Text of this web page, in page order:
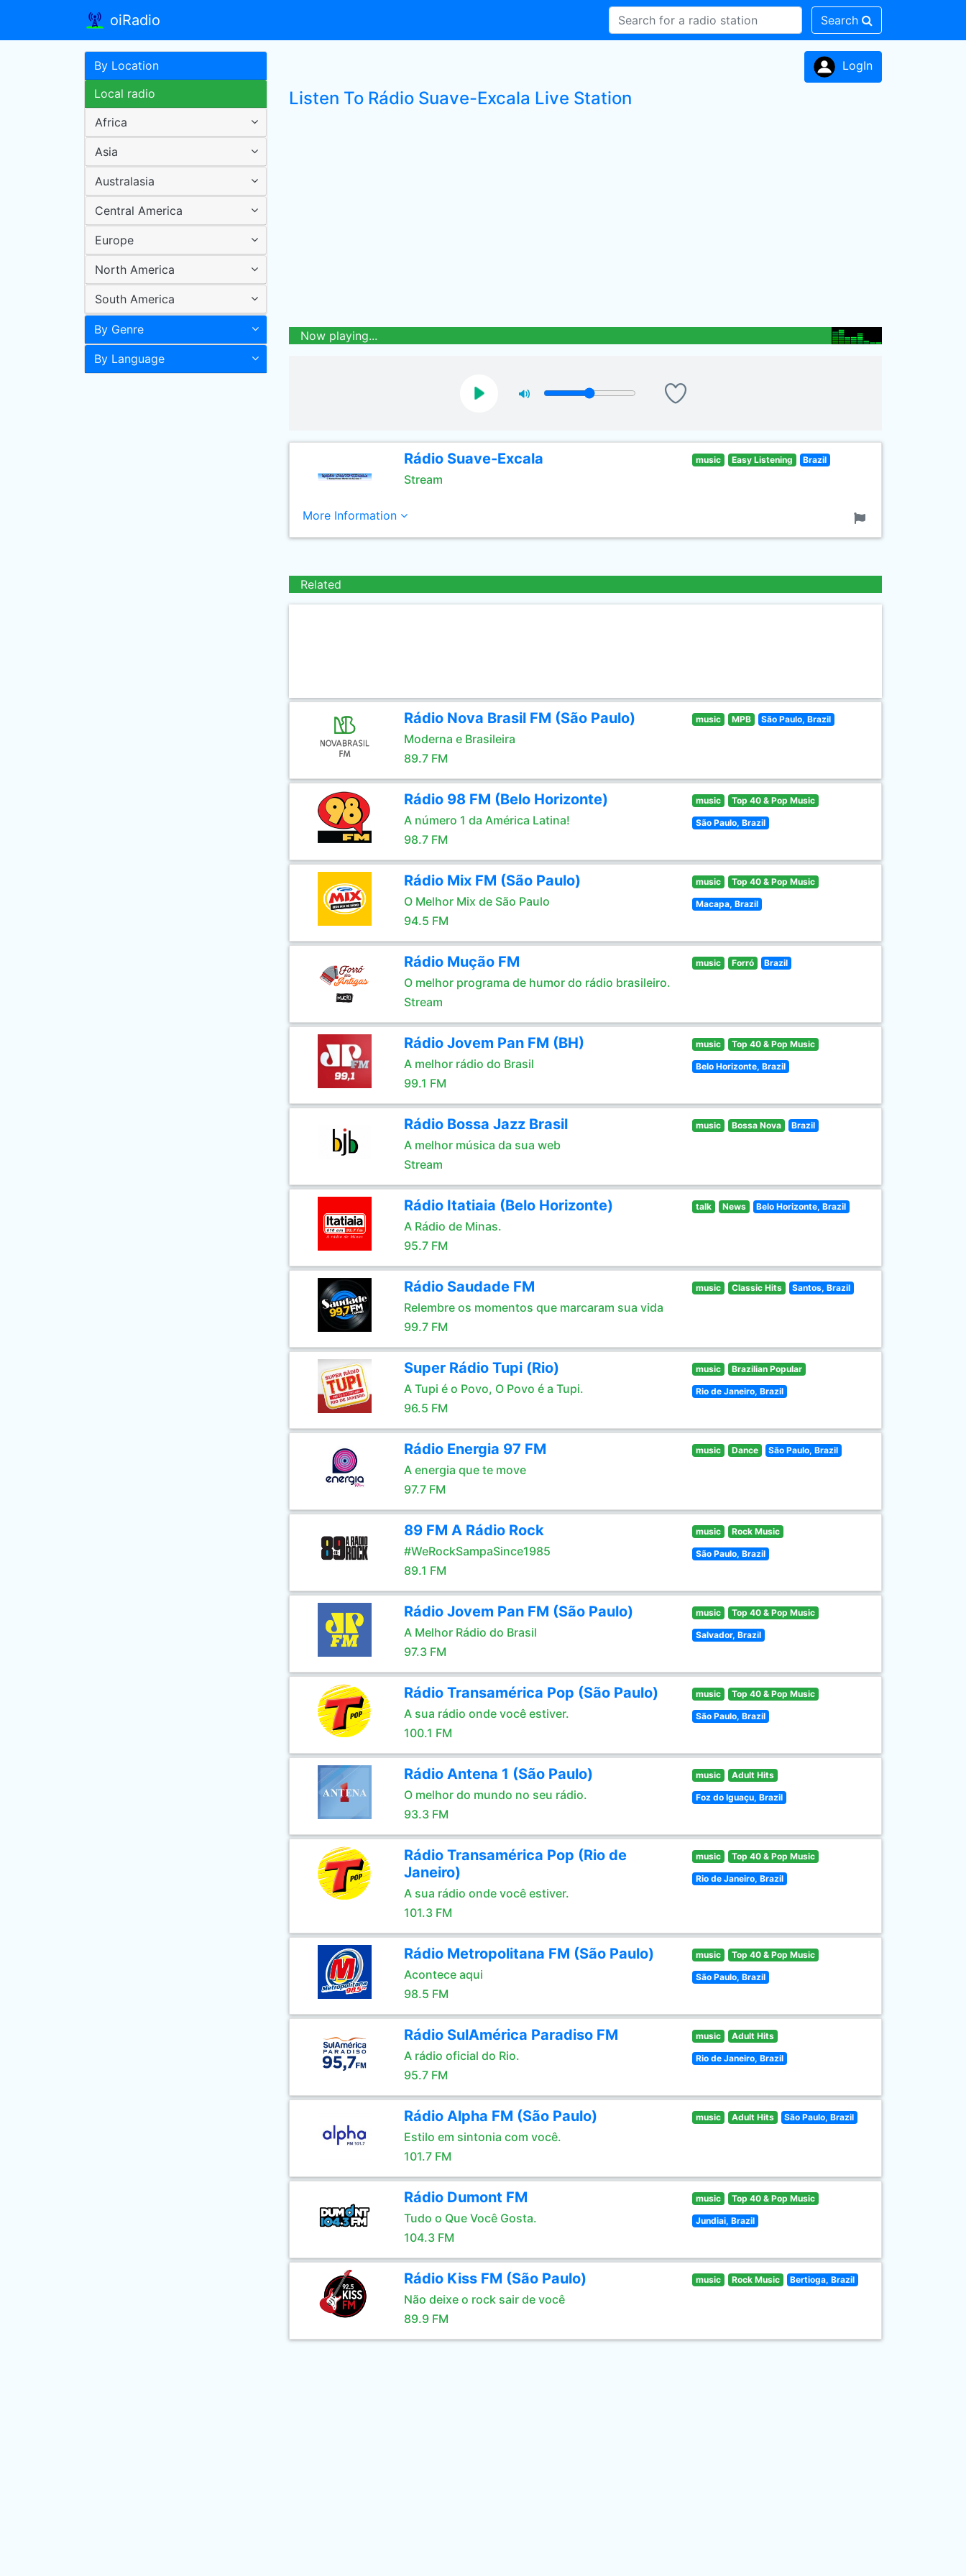
oiRadio Search
By Location
Local radio
Africa
Asia
Australasia
Central America
Europe
North America
South America
By Genre
By Language
LogIn
Listen To Rádio Suave-Excala Live Station
Now playing...
Rádio Suave-Excala
Stream
music Easy Listening Brazil
More Information
Related
Rádio Nova Brasil FM (São Paulo)
Moderna e Brasileira
89.7 FM
music MPB São Paulo, Brazil
Rádio 98 FM (Belo Horizonte)
A número 1 da América Latina!
98.7 FM
music Top 40 & Pop Music
São Paulo, Brazil
Rádio Mix FM (São Paulo)
O Melhor Mix de São Paulo
94.5 FM
music Top 40 & Pop Music
Macapa, Brazil
Rádio Mução FM
O melhor programa de humor do rádio brasileiro.
Stream
music Forró Brazil
Rádio Jovem Pan FM (BH)
A melhor rádio do Brasil
99.1 FM
music Top 40 & Pop Music
Belo Horizonte, Brazil
Rádio Bossa Jazz Brasil
A melhor música da sua web
Stream
music Bossa Nova Brazil
Rádio Itatiaia (Belo Horizonte)
A Rádio de Minas.
95.7 FM
talk News Belo Horizonte, Brazil
Rádio Saudade FM
Relembre os momentos que marcaram sua vida
99.7 FM
music Classic Hits Santos, Brazil
Super Rádio Tupi (Rio)
A Tupi é o Povo, O Povo é a Tupi.
96.5 FM
music Brazilian Popular
Rio de Janeiro, Brazil
Rádio Energia 97 FM
A energia que te move
97.7 FM
music Dance São Paulo, Brazil
89 FM A Rádio Rock
#WeRockSampaSince1985
89.1 FM
music Rock Music
São Paulo, Brazil
Rádio Jovem Pan FM (São Paulo)
A Melhor Rádio do Brasil
97.3 FM
music Top 40 & Pop Music
Salvador, Brazil
Rádio Transamérica Pop (São Paulo)
A sua rádio onde você estiver.
100.1 FM
music Top 40 & Pop Music
São Paulo, Brazil
Rádio Antena 1 (São Paulo)
O melhor do mundo no seu rádio.
93.3 FM
music Adult Hits
Foz do Iguaçu, Brazil
Rádio Transamérica Pop (Rio de
Janeiro)
A sua rádio onde você estiver.
101.3 FM
music Top 40 & Pop Music
Rio de Janeiro, Brazil
Rádio Metropolitana FM (São Paulo)
Acontece aqui
98.5 FM
music Top 40 & Pop Music
São Paulo, Brazil
Rádio SulAmérica Paradiso FM
A rádio oficial do Rio.
95.7 FM
music Adult Hits
Rio de Janeiro, Brazil
Rádio Alpha FM (São Paulo)
Estilo em sintonia com você.
101.7 FM
music Adult Hits São Paulo, Brazil
Rádio Dumont FM
Tudo o Que Você Gosta.
104.3 FM
music Top 40 & Pop Music
Jundiai, Brazil
Rádio Kiss FM (São Paulo)
Não deixe o rock sair de você
89.9 FM
music Rock Music Bertioga, Brazil